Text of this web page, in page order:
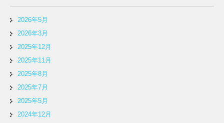
2026年5月
2026年3月
2025年12月
2025年11月
2025年8月
2025年7月
2025年5月
2024年12月